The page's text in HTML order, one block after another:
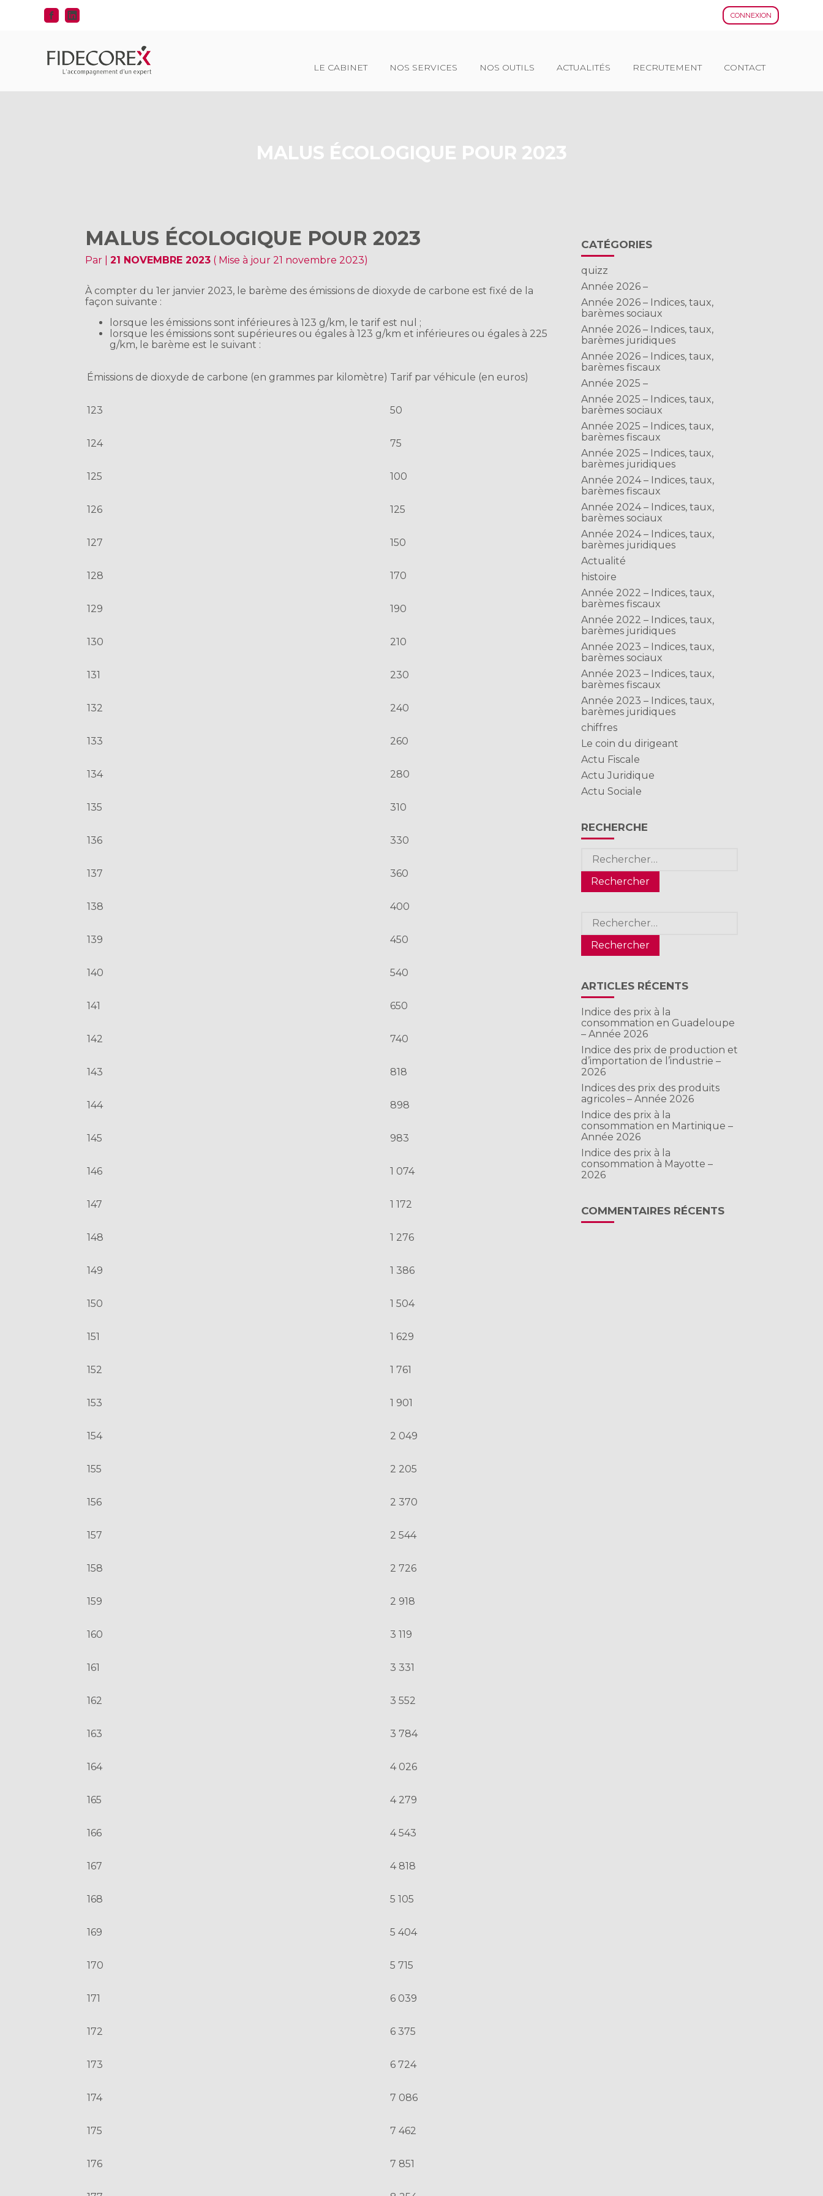
CONNEXION
Principal
LE CABINET NOS SERVICES NOS OUTILS ACTUALITÉS RECRUTEMENT CONTACT
MALUS ÉCOLOGIQUE POUR 2023
MALUS ÉCOLOGIQUE POUR 2023
Par |21 NOVEMBRE 2023 ( Mise à jour 21 novembre 2023)
À compter du 1er janvier 2023, le barème des émissions de dioxyde de carbone est fixé de la
façon suivante :
lorsque les émissions sont inférieures à 123 g/km, le tarif est nul ;
lorsque les émissions sont supérieures ou égales à 123 g/km et inférieures ou égales à 225
g/km, le barème est le suivant :
Émissions de dioxyde de carbone (en grammes par kilomètre) Tarif par véhicule (en euros)
123 50
124 75
125 100
126 125
127 150
128 170
129 190
130 210
131 230
132 240
133 260
134 280
135 310
136 330
137 360
138 400
139 450
140 540
141 650
142 740
143 818
144 898
145 983
146 1 074
147 1 172
148 1 276
149 1 386
150 1 504
151 1 629
152 1 761
153 1 901
154 2 049
155 2 205
156 2 370
157 2 544
158 2 726
159 2 918
160 3 119
161 3 331
162 3 552
163 3 784
164 4 026
165 4 279
166 4 543
167 4 818
168 5 105
169 5 404
170 5 715
171 6 039
172 6 375
173 6 724
174 7 086
175 7 462
176 7 851
Blog
sidebar
CATÉGORIES
quizz
Année 2026 –
Année 2026 – Indices, taux,
barèmes sociaux
Année 2026 – Indices, taux,
barèmes juridiques
Année 2026 – Indices, taux,
barèmes fiscaux
Année 2025 –
Année 2025 – Indices, taux,
barèmes sociaux
Année 2025 – Indices, taux,
barèmes fiscaux
Année 2025 – Indices, taux,
barèmes juridiques
Année 2024 – Indices, taux,
barèmes fiscaux
Année 2024 – Indices, taux,
barèmes sociaux
Année 2024 – Indices, taux,
barèmes juridiques
Actualité
histoire
Année 2022 – Indices, taux,
barèmes fiscaux
Année 2022 – Indices, taux,
barèmes juridiques
Année 2023 – Indices, taux,
barèmes sociaux
Année 2023 – Indices, taux,
barèmes fiscaux
Année 2023 – Indices, taux,
barèmes juridiques
chiffres
Le coin du dirigeant
Actu Fiscale
Actu Juridique
Actu Sociale
RECHERCHE
Rechercher :
Rechercher :
ARTICLES RÉCENTS
Indice des prix à la
consommation en Guadeloupe
– Année 2026
Indice des prix de production et
d’importation de l’industrie –
2026
Indices des prix des produits
agricoles – Année 2026
Indice des prix à la
consommation en Martinique –
Année 2026
Indice des prix à la
consommation à Mayotte –
2026
COMMENTAIRES RÉCENTS